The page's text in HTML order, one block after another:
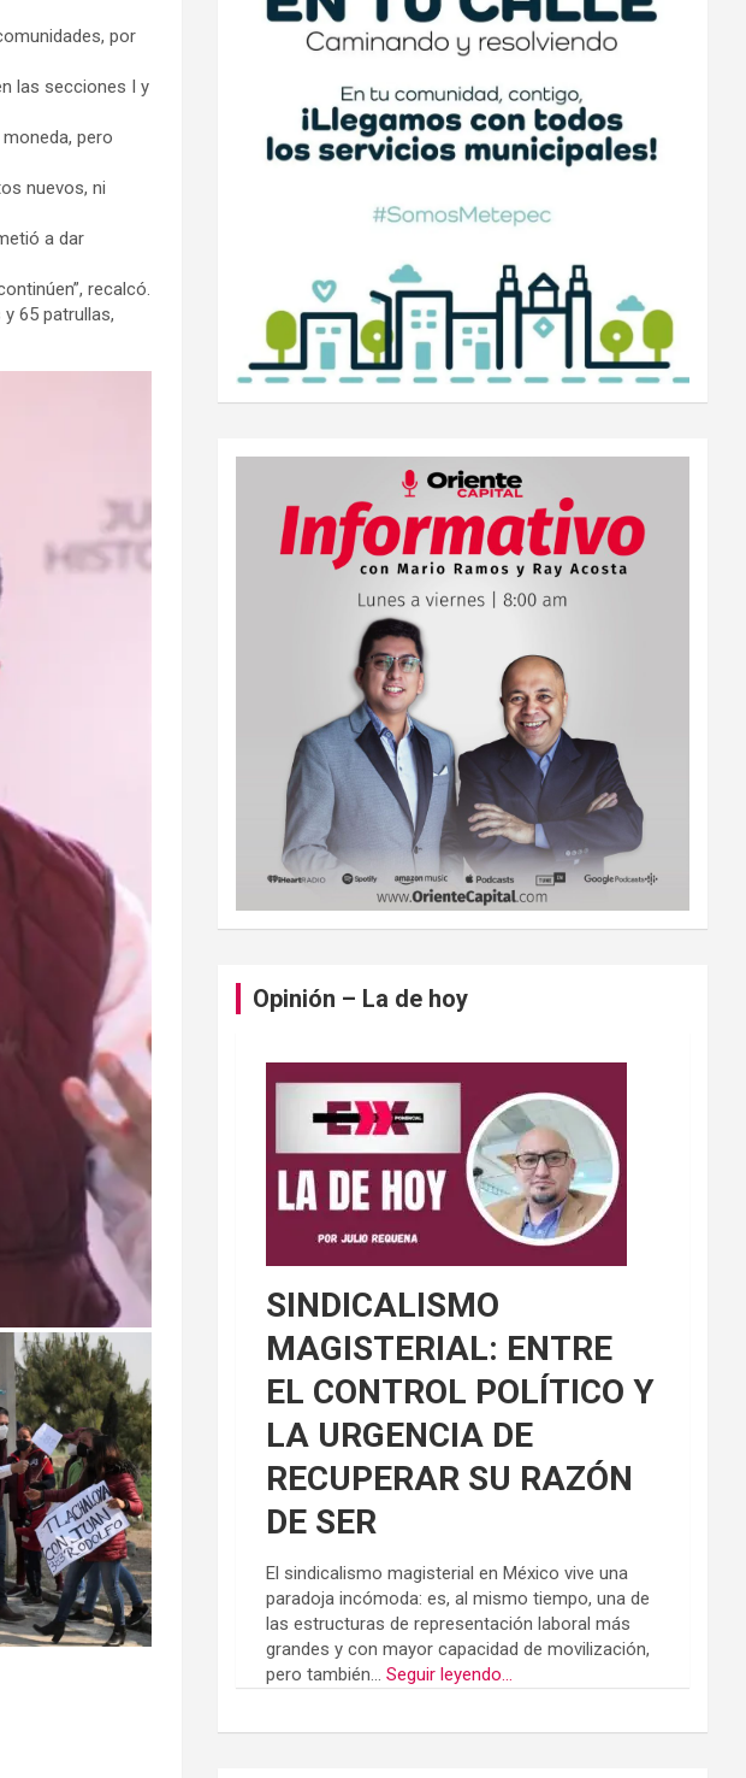
por
las secciones I y
pero
nuevos, ni
a dar
recalcó.
65 patrullas,
Opinión – La de hoy
SINDICALISMO
MAGISTERIAL: ENTRE
EL CONTROL POLÍTICO Y
LA URGENCIA DE
RECUPERAR SU RAZÓN
DE SER
El sindicalismo magisterial en México vive una
paradoja incómoda: es, al mismo tiempo, una de
las estructuras de representación laboral más
grandes y con mayor capacidad de movilización,
pero también...Seguir leyendo...